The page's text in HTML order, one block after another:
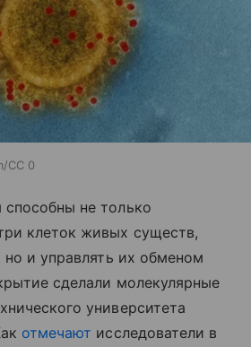
CC 0
не только
клеток живых существ,
но и управлять их обменом
сделали молекулярные
университета
отмечают исследователи в